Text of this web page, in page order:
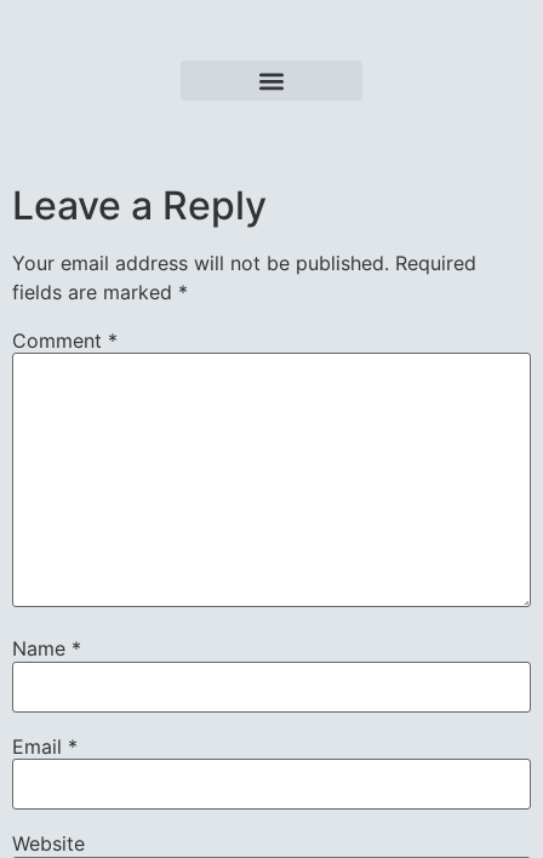
Leave a Reply
Your email address will not be published. Required
fields are marked *
Comment *
Name *
Email *
Website